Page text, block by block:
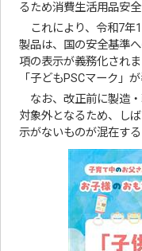
るため消費生活用品安
これにより、令和7年
製品は、国の安全基準
項の表示が義務化され
「子どもPSCマーク」
なお、改正前に製造
対象外となるため、し
示がないものが混在する